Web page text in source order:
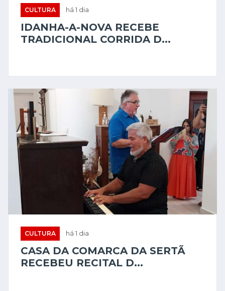
CULTURA há 1 dia
IDANHA-A-NOVA RECEBE
TRADICIONAL CORRIDA D...
CULTURA há 1 dia
CASA DA COMARCA DA SERTÃ
RECEBEU RECITAL D...